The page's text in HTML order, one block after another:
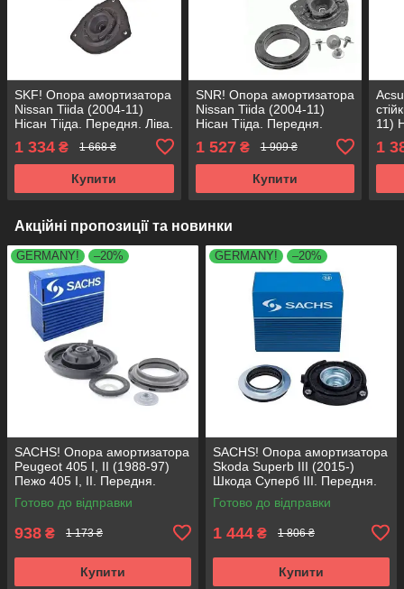
SKF! Опора амортизатора
Nissan Tiida (2004-11)
Нісан Тііда. Передня. Ліва.
KB655.26 , VKDA35631
1 334 ₴ 1 668 ₴
Купити
SNR! Опора амортизатора
Nissan Tiida (2004-11)
Нісан Тііда. Передня.
Права. SM1545 , 802524 ,
KB655.45 , VKDA35638
1 527₴ 1 909 ₴
Купити
11)
1
Акційні пропозиції та новинки
GERMANY! –20%
SACHS! Опора амортизатора
Peugeot 405 I, II (1988-97)
Пежо 405 I, II. Передня.
SM1553 , 803023 , KB659.36 ,
VKDA35336
Готово до відправки
938 ₴ 1 173 ₴
Купити
GERMANY! –20%
SACHS! Опора амортизатора
Skoda Superb III (2015-)
Шкода Суперб III. Передня.
803024 , KB657.27 ,
VKDA35167
Готово до відправки
1 444 ₴ 1 806 ₴
Купити